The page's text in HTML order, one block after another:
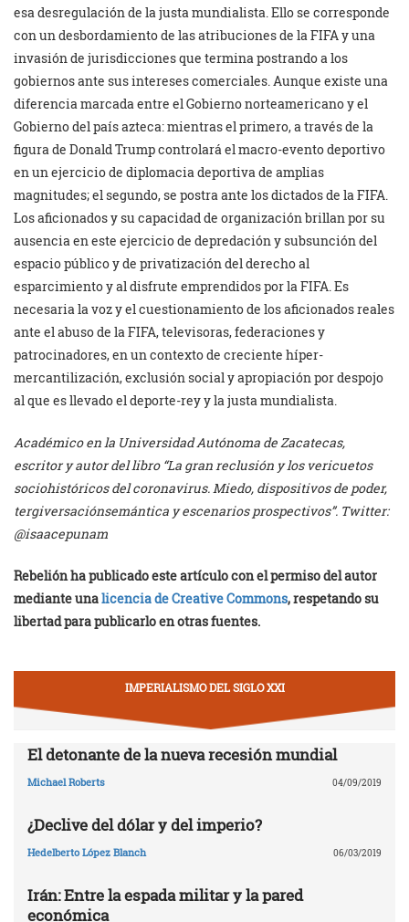
esa desregulación de la justa mundialista. Ello se corresponde
con un desbordamiento de las atribuciones de la FIFA y una
invasión de jurisdicciones que termina postrando a los
gobiernos ante sus intereses comerciales. Aunque existe una
diferencia marcada entre el Gobierno norteamericano y el
Gobierno del país azteca: mientras el primero, a través de la
figura de Donald Trump controlará el macro-evento deportivo
en un ejercicio de diplomacia deportiva de amplias
magnitudes; el segundo, se postra ante los dictados de la FIFA.
Los aficionados y su capacidad de organización brillan por su
ausencia en este ejercicio de depredación y subsunción del
espacio público y de privatización del derecho al
esparcimiento y al disfrute emprendidos por la FIFA. Es
necesaria la voz y el cuestionamiento de los aficionados reales
ante el abuso de la FIFA, televisoras, federaciones y
patrocinadores, en un contexto de creciente híper-
mercantilización, exclusión social y apropiación por despojo
al que es llevado el deporte-rey y la justa mundialista.
Académico en la Universidad Autónoma de Zacatecas,
escritor y autor del libro “La gran reclusión y los vericuetos
sociohistóricos del coronavirus. Miedo, dispositivos de poder,
tergiversaciónsemántica y escenarios prospectivos”. Twitter:
@isaacepunam
Rebelión ha publicado este artículo con el permiso del autor
mediante unalicencia de Creative Commons, respetando su
libertad para publicarlo en otras fuentes.
IMPERIALISMO DEL SIGLO XXI
El detonante de la nueva recesión mundial
Michael Roberts 04/09/2019
¿Declive del dólar y del imperio?
Hedelberto López Blanch 06/03/2019
Irán: Entre la espada militar y la pared
económica